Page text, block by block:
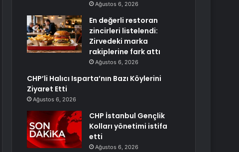
Ağustos 6, 2026
En değerli restoran
zincirleri listelendi:
Zirvedeki marka
rakiplerine fark attı
Ağustos 6, 2026
CHP’li Halıcı Isparta’nın Bazı Köylerini
Ziyaret Etti
Ağustos 6, 2026
CHP İstanbul Gençlik
Kolları yönetimi istifa
etti
Ağustos 6, 2026